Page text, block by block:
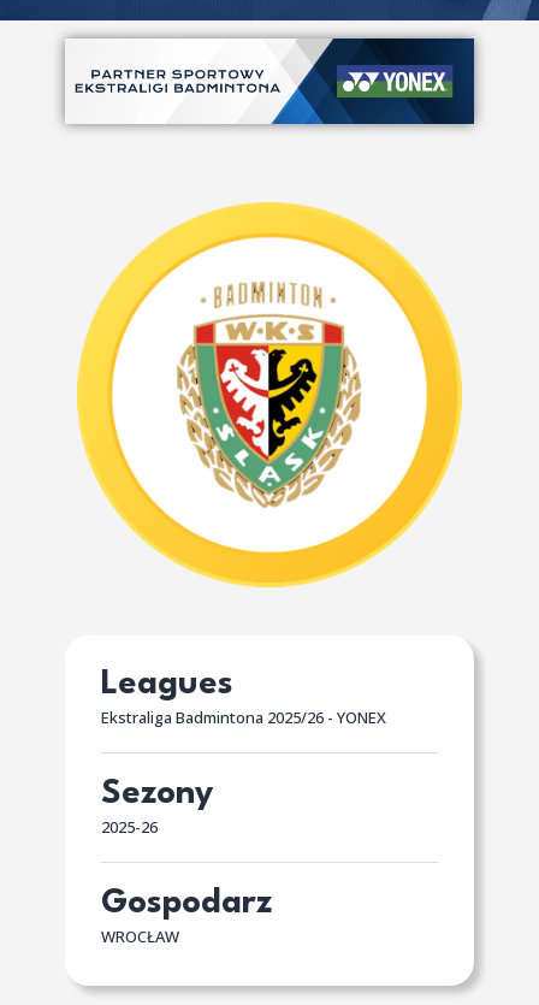
II liga
Leagues
Ekstraliga Badmintona 2025/26 - YONEX
Sezony
2025-26
Gospodarz
WROCŁAW